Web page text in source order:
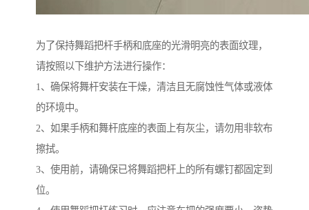
为了保持舞蹈把杆手柄和底座的光滑明亮的表面纹理，
请按照以下维护方法进行操作：
1、确保将舞杆安装在干燥，清洁且无腐蚀性气体或液体
的环境中。
2、如果手柄和舞杆底座的表面上有灰尘，请勿用非软布
擦拭。
3、使用前，请确保已将舞蹈把杆上的所有螺钉都固定到
位。